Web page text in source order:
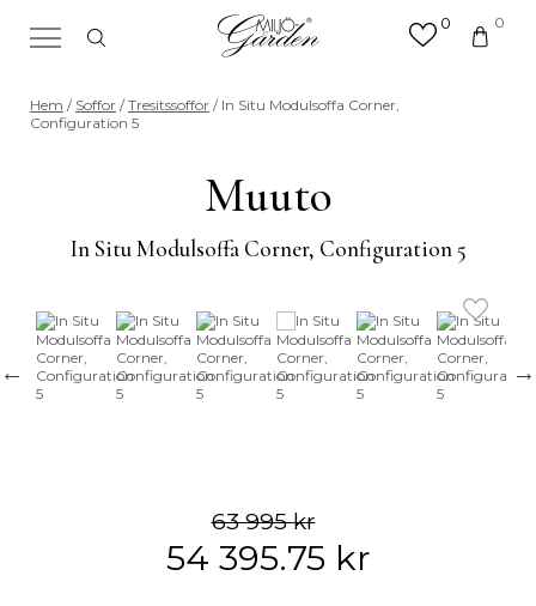
0 0
Sök efter valfri produkt eller
kategori
Hem / Soffor /Tresitssoffor / In Situ Modulsoffa Corner,
Configuration 5
Muuto
In Situ Modulsoffa Corner, Configuration 5
63 995kr
54 395.75 kr